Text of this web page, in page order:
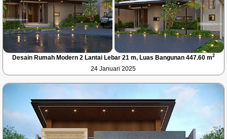
Desain Rumah Modern 2 Lantai Lebar 21 m, Luas Bangunan 447.60 m2
24 Januari 2025